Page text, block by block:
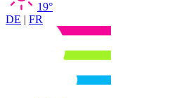
19°
DE | FR